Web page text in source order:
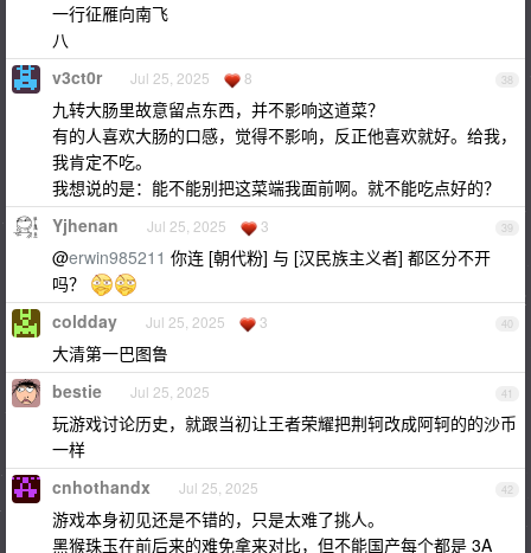
一行征雁向南飞
八
38
v3ct0r Jul 25, 2025 8
九转大肠里故意留点东西，并不影响这道菜？
有的人喜欢大肠的口感，觉得不影响，反正他喜欢就好。给我，
我肯定不吃。
我想说的是：能不能别把这菜端我面前啊。就不能吃点好的？
39
Yjhenan Jul 25, 2025 3
@erwin985211 你连 [朝代粉] 与 [汉民族主义者] 都区分不开
吗？
40
coldday Jul 25, 2025 3
大清第一巴图鲁
41
bestie Jul 25, 2025
玩游戏讨论历史，就跟当初让王者荣耀把荆轲改成阿轲的的沙币
一样
42
cnhothandx Jul 25, 2025
游戏本身初见还是不错的，只是太难了挑人。
黑猴珠玉在前后来的难免拿来对比，但不能国产每个都是 3A